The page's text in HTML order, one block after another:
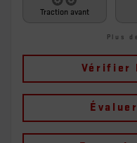
Traction avant
Plus
Vérifier